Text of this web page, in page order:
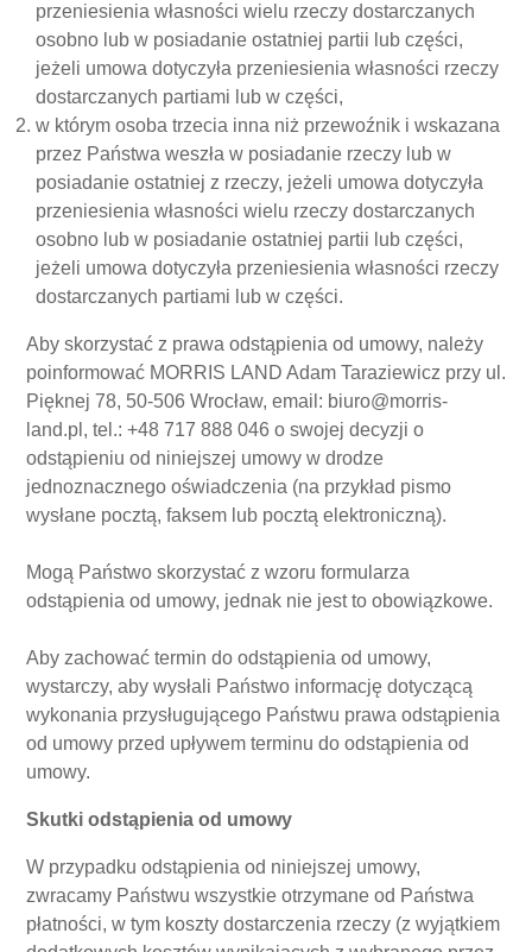
przeniesienia własności wielu rzeczy dostarczanych
osobno lub w posiadanie ostatniej partii lub części,
jeżeli umowa dotyczyła przeniesienia własności rzeczy
dostarczanych partiami lub w części,
w którym osoba trzecia inna niż przewoźnik i wskazana
przez Państwa weszła w posiadanie rzeczy lub w
posiadanie ostatniej z rzeczy, jeżeli umowa dotyczyła
przeniesienia własności wielu rzeczy dostarczanych
osobno lub w posiadanie ostatniej partii lub części,
jeżeli umowa dotyczyła przeniesienia własności rzeczy
dostarczanych partiami lub w części.
Aby skorzystać z prawa odstąpienia od umowy, należy
poinformować MORRIS LAND Adam Taraziewicz przy ul.
Pięknej 78, 50-506 Wrocław, email: biuro@morris-
land.pl, tel.: +48 717 888 046 o swojej decyzji o
odstąpieniu od niniejszej umowy w drodze
jednoznacznego oświadczenia (na przykład pismo
wysłane pocztą, faksem lub pocztą elektroniczną).
Mogą Państwo skorzystać z wzoru formularza
odstąpienia od umowy, jednak nie jest to obowiązkowe.
Aby zachować termin do odstąpienia od umowy,
wystarczy, aby wysłali Państwo informację dotyczącą
wykonania przysługującego Państwu prawa odstąpienia
od umowy przed upływem terminu do odstąpienia od
umowy.
Skutki odstąpienia od umowy
W przypadku odstąpienia od niniejszej umowy,
zwracamy Państwu wszystkie otrzymane od Państwa
płatności, w tym koszty dostarczenia rzeczy (z wyjątkiem